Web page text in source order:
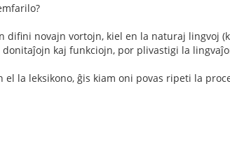
difini novajn vortojn, kiel en la naturaj lingvoj
kaj funkciojn, por plivastigi la
la leksikono, ĝis kiam oni povas ripeti la